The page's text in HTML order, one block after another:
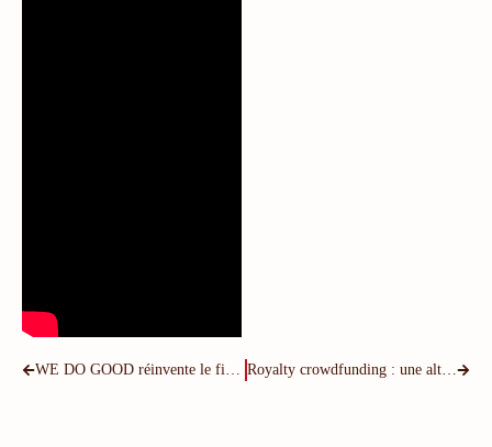
WE DO GOOD réinvente le financement participatif… et le Business Model Canvas ! Royalty crowdfunding : une alternative aux modèles de gouvernance de l’equity